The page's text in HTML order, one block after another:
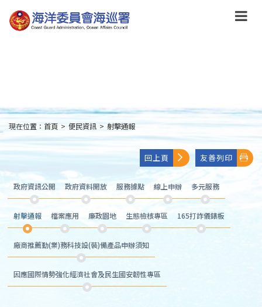
到
主
:::
現在位置： 首頁 > 便民資訊 > 射擊通報
回上頁 友善列印
政府資訊公開 政府資料開放 服務據點 線上申辦 多元服務
射擊通報 檔案應用 廉政園地 生態檢核專區 165打詐儀錶板
廠商推薦勤(業)務科技設(裝)備產品申辦須知
因應國際情勢強化經濟社會及民生國安韌性專區